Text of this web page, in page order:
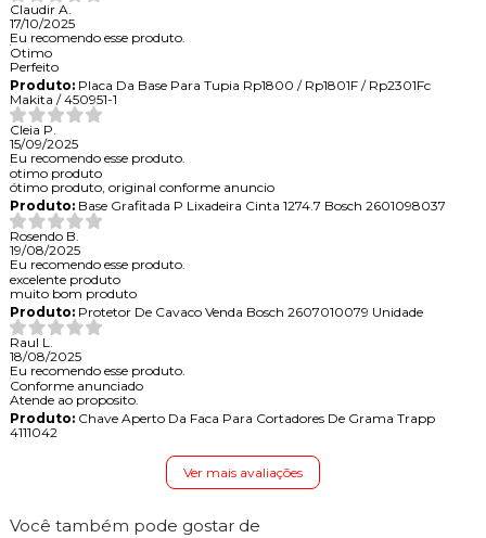
Claudir A.
17/10/2025
Eu recomendo esse produto.
Otimo
Perfeito
Produto:Placa Da Base Para Tupia Rp1800 / Rp1801F / Rp2301Fc
Makita / 450951-1
Cleia P.
15/09/2025
Eu recomendo esse produto.
otimo produto
ótimo produto, original conforme anuncio
Produto:Base Grafitada P Lixadeira Cinta 1274.7 Bosch 2601098037
Rosendo B.
19/08/2025
Eu recomendo esse produto.
excelente produto
muito bom produto
Produto:Protetor De Cavaco Venda Bosch 2607010079 Unidade
Raul L.
18/08/2025
Eu recomendo esse produto.
Conforme anunciado
Atende ao proposito.
Produto:Chave Aperto Da Faca Para Cortadores De Grama Trapp
4111042
Ver mais avaliações
Você também pode gostar de